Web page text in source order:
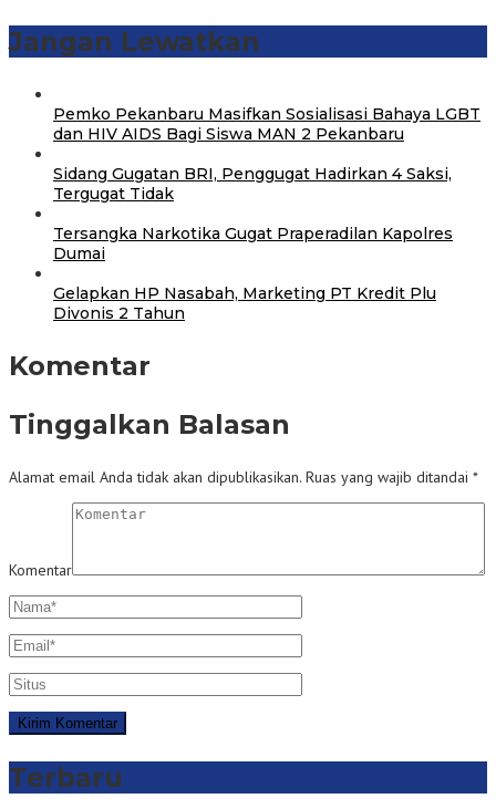
Jangan Lewatkan
‎Pemko Pekanbaru Masifkan Sosialisasi Bahaya LGBT
dan HIV AIDS Bagi Siswa MAN 2 Pekanbaru
Sidang Gugatan BRI, Penggugat Hadirkan 4 Saksi,
Tergugat Tidak
Tersangka Narkotika Gugat Praperadilan Kapolres
Dumai
Gelapkan HP Nasabah, Marketing PT Kredit Plu
Divonis 2 Tahun
Komentar
Tinggalkan Balasan
Alamat email Anda tidak akan dipublikasikan. Ruas yang wajib ditandai *
Komentar
Terbaru